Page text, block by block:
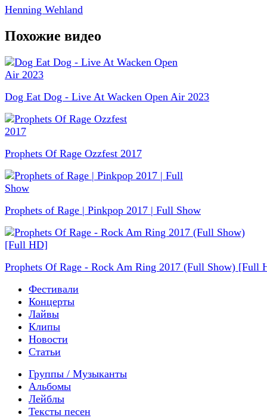
Henning Wehland
Похожие видео
Dog Eat Dog - Live At Wacken Open Air 2023
Prophets Of Rage Ozzfest 2017
Prophets of Rage | Pinkpop 2017 | Full Show
Prophets Of Rage - Rock Am Ring 2017 (Full Show) [Full
Фестивали
Концерты
Лайвы
Клипы
Новости
Статьи
Группы / Музыканты
Альбомы
Лейблы
Тексты песен